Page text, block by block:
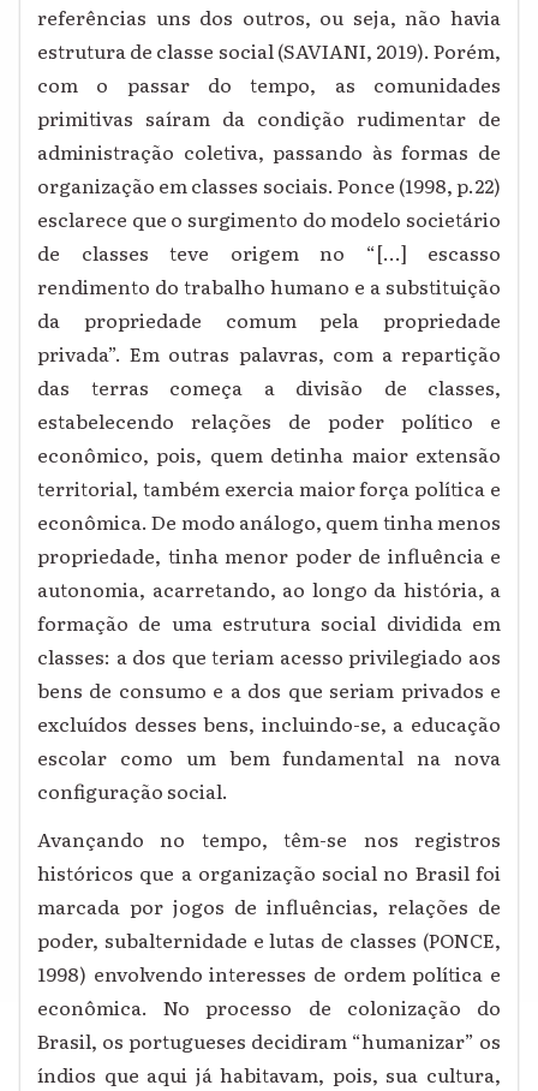
referências uns dos outros, ou seja, não havia
estrutura de classe social (SAVIANI, 2019). Porém,
com o passar do tempo, as comunidades
primitivas saíram da condição rudimentar de
administração coletiva, passando às formas de
organização em classes sociais. Ponce (1998, p.22)
esclarece que o surgimento do modelo societário
de classes teve origem no “[...] escasso
rendimento do trabalho humano e a substituição
da propriedade comum pela propriedade
privada”. Em outras palavras, com a repartição
das terras começa a divisão de classes,
estabelecendo relações de poder político e
econômico, pois, quem detinha maior extensão
territorial, também exercia maior força política e
econômica. De modo análogo, quem tinha menos
propriedade, tinha menor poder de influência e
autonomia, acarretando, ao longo da história, a
formação de uma estrutura social dividida em
classes: a dos que teriam acesso privilegiado aos
bens de consumo e a dos que seriam privados e
excluídos desses bens, incluindo-se, a educação
escolar como um bem fundamental na nova
configuração social.
Avançando no tempo, têm-se nos registros
históricos que a organização social no Brasil foi
marcada por jogos de influências, relações de
poder, subalternidade e lutas de classes (PONCE,
1998) envolvendo interesses de ordem política e
econômica. No processo de colonização do
Brasil, os portugueses decidiram “humanizar” os
índios que aqui já habitavam, pois, sua cultura,